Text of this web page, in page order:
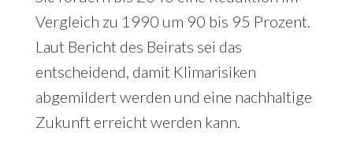
Vergleich zu 1990 um 90 bis 95 Prozent.
Laut Bericht des Beirats sei das
entscheidend, damit Klimarisiken
abgemildert werden und eine nachhaltige
Zukunft erreicht werden kann.